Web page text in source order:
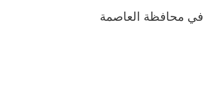
في محافظة العاصمة